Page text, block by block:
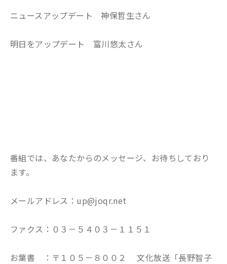
ニュースアップデート 神保哲生さん
明日をアップデート 富川悠太さん
番組では、あなたからのメッセージ、お待ちしており
ます。
メールアドレス：up@joqr.net
ファクス：０３－５４０３－１１５１
お葉書 ：〒１０５－８００２ 文化放送「長野智子